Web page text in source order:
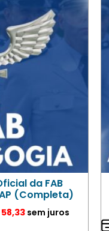
da FAB
(Completa)
58,33 sem juros